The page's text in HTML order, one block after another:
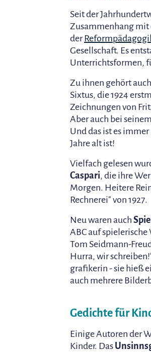
Seit der
Zusammenhang mit
der
Gesellschaft. Es
Unterrichtsformen,
Zu ihnen gehört
Sixtus, die 1924
Zeichnungen von
Aber auch bei
Und das ist es
Jahre alt ist!
Vielfach gelesen
Caspari, die ihre
Morgen. Heitere
Rechnerei" von 1927.
Neu waren auch
ABC auf
Tom Seidmann-
Hurra, wir
grafikerin - sie hieß
auch mehrere
Gedichte für
Einige Autoren der
Kinder. Das